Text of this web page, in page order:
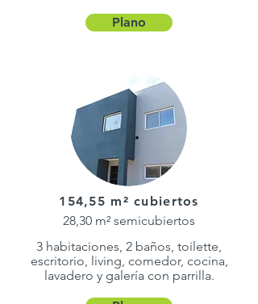
Plano
154,55 m² cubiertos
28,30 m² semicubiertos
3 habitaciones, 2 baños, toilette,
escritorio, living, comedor, cocina,
lavadero y galería con parrilla.